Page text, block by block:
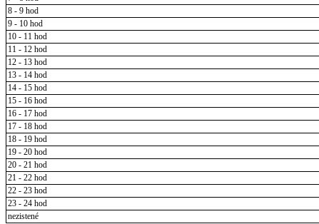
8 - 9 hod
9 - 10 hod
10 - 11 hod
11 - 12 hod
12 - 13 hod
13 - 14 hod
14 - 15 hod
15 - 16 hod
16 - 17 hod
17 - 18 hod
18 - 19 hod
19 - 20 hod
20 - 21 hod
21 - 22 hod
22 - 23 hod
23 - 24 hod
nezistené